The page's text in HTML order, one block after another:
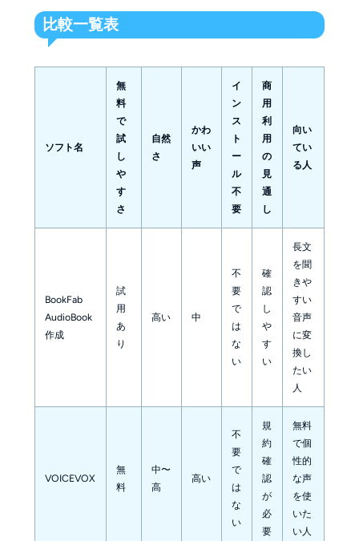
比較一覧表
ソフト名
無
料
で
試
し
や
す
さ
自然
さ
かわ
いい
声
イ
ン
ス
ト
ー
ル
不
要
商
用
利
用
の
見
通
し
向い
てい
る人
BookFab
AudioBook
作成
試
用
あ
り
高い 中
不
要
で
は
な
い
確
認
し
や
す
い
長文
を聞
きや
すい
音声
に変
換し
たい
人
VOICEVOX
無
料
中〜
高
高い
不
要
で
は
な
い
規
約
確
認
が
必
要
無料
で個
性的
な声
を使
いた
い人